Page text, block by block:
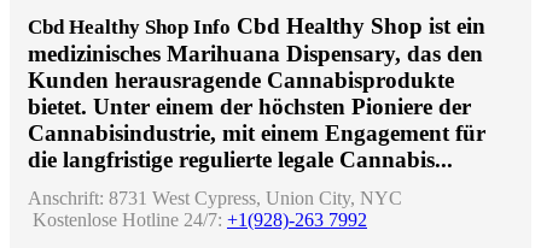
Cbd Healthy Shop Info Cbd Healthy Shop ist ein
medizinisches Marihuana Dispensary, das den
Kunden herausragende Cannabisprodukte
bietet. Unter einem der höchsten Pioniere der
Cannabisindustrie, mit einem Engagement für
die langfristige regulierte legale Cannabis...
Anschrift: 8731 West Cypress, Union City, NYC
Kostenlose Hotline 24/7: +1(928)-263 7992